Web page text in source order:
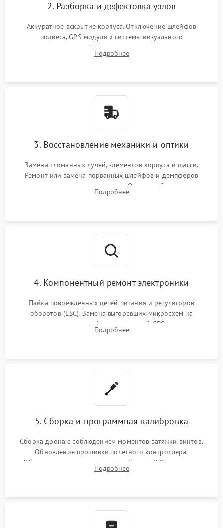
2. Разборка и дефектовка узлов
Аккуратное вскрытие корпуса. Отключение шлейфов
подвеса, GPS-модуля и системы визуального
позиционирования. Проверка полетного контроллера,
регуляторов оборотов (ESC) и бесколлекторных моторов на
Подробнее
3. Восстановление механики и оптики
Замена сломанных лучей, элементов корпуса и шасси.
Ремонт или замена порванных шлейфов и демпферов
трехосевого подвеса камеры. Очистка объектива,
восстановление механизма фокусировки. Установка новых
Подробнее
4. Компонентный ремонт электроники
Пайка поврежденных цепей питания и регуляторов
оборотов (ESC). Замена выгоревших микросхем на
материнской плате, модулей GPS
Подробнее
5. Сборка и программная калибровка
Сборка дрона с соблюдением моментов затяжки винтов.
Обновление прошивки полетного контроллера.
Обязательная программная калибровка IMU-сенсоров,
компаса, датчиков позиционирования и горизонта подвеса
Подробнее